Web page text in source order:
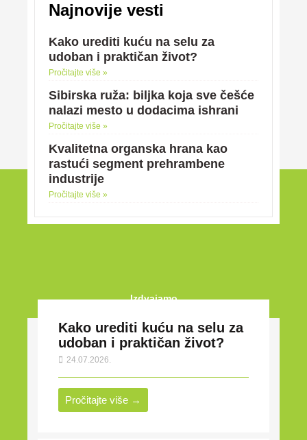
Najnovije vesti
Kako urediti kuću na selu za
udoban i praktičan život?
Pročitajte više »
Sibirska ruža: biljka koja sve češće
nalazi mesto u dodacima ishrani
Pročitajte više »
Kvalitetna organska hrana kao
rastući segment prehrambene
industrije
Pročitajte više »
Izdvajamo
Kako urediti kuću na selu za
udoban i praktičan život?
24.07.2026.
Pročitajte više →